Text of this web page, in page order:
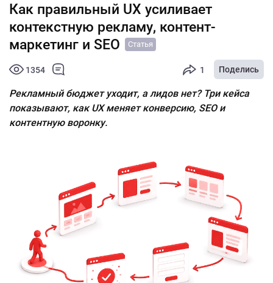
Как правильный UX усиливает
контекстную рекламу, контент-
маркетинг и SEO
Статья
1354 1 Поделись
Рекламный бюджет уходит, а лидов нет? Три кейса
показывают, как UX меняет конверсию, SEO и
контентную воронку.